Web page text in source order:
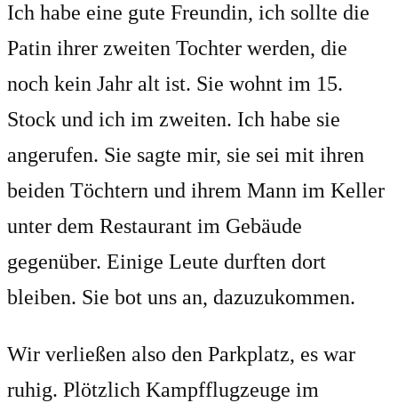
Ich habe eine gute Freundin, ich sollte die
Patin ihrer zweiten Tochter werden, die
noch kein Jahr alt ist. Sie wohnt im 15.
Stock und ich im zweiten. Ich habe sie
angerufen. Sie sagte mir, sie sei mit ihren
beiden Töchtern und ihrem Mann im Keller
unter dem Restaurant im Gebäude
gegenüber. Einige Leute durften dort
bleiben. Sie bot uns an, dazuzukommen.
Wir verließen also den Parkplatz, es war
ruhig. Plötzlich Kampfflugzeuge im